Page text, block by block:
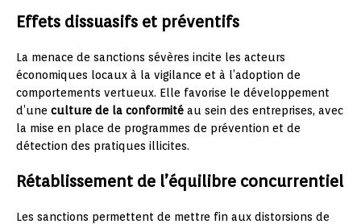
Effets dissuasifs et préventifs
La menace de sanctions sévères incite les acteurs
économiques locaux à la vigilance et à l’adoption de
comportements vertueux. Elle favorise le développement
d’une culture de la conformité au sein des entreprises, avec
la mise en place de programmes de prévention et de
détection des pratiques illicites.
Rétablissement de l’équilibre concurrentiel
Les sanctions permettent de mettre fin aux distorsions de